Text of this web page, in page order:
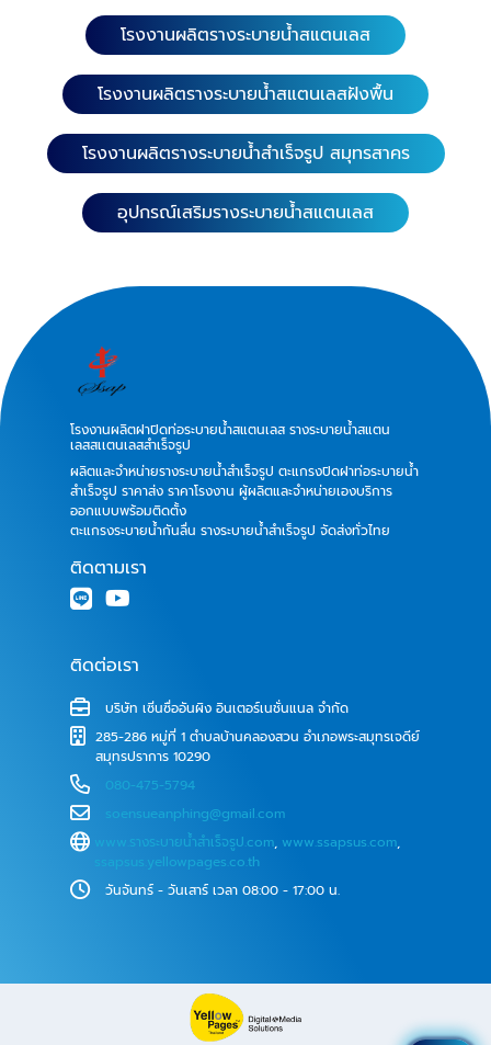
โรงงานผลิตรางระบายน้ำสแตนเลส
โรงงานผลิตรางระบายน้ำสแตนเลสฝังพื้น
โรงงานผลิตรางระบายน้ำสำเร็จรูป สมุทรสาคร
อุปกรณ์เสริมรางระบายน้ำสแตนเลส
โรงงานผลิตฝาปิดท่อระบายน้ำสแตนเลส รางระบายน้ำสแตน
เลสสเเตนเลสสำเร็จรูป
ผลิตและจำหน่ายรางระบายน้ำสำเร็จรูป ตะแกรงปิดฝาท่อระบายน้ำ
สำเร็จรูป ราคาส่ง ราคาโรงงาน ผู้ผลิตและจำหน่ายเองบริการ
ออกแบบพร้อมติดตั้ง
ตะแกรงระบายน้ำกันลื่น รางระบายน้ำสำเร็จรูป จัดส่งทั่วไทย
ติดตามเรา
ติดต่อเรา
บริษัท เซิ่นซื่ออันผิง อินเตอร์เนชั่นแนล จำกัด
285-286 หมู่ที่ 1 ตำบลบ้านคลองสวน อำเภอพระสมุทรเจดีย์
สมุทรปราการ 10290
080-475-5794
soensueanphing@gmail.com
www.รางระบายน้ําสําเร็จรูป.com, www.ssapsus.com,
ssapsus.yellowpages.co.th
วันจันทร์ - วันเสาร์ เวลา 08:00 - 17:00 น.